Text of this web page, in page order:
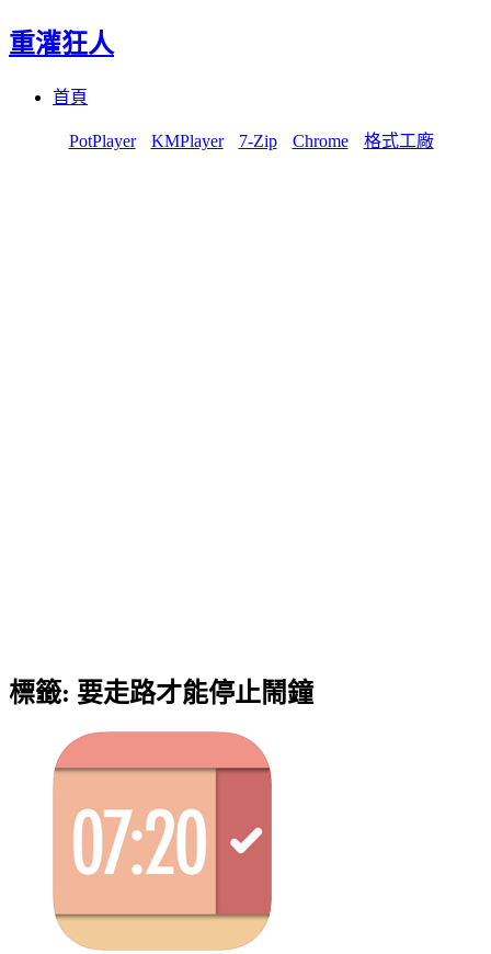
重灌狂人
首頁
PotPlayer KMPlayer 7-Zip Chrome 格式工廠
標籤: 要走路才能停止鬧鐘